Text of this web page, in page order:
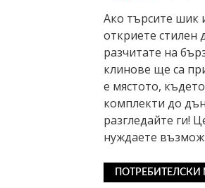
Ако търсите шик
откриете стилен
разчитате на
клинове ще са
е мястото,
комплекти до
разгледайте ги!
нуждаете